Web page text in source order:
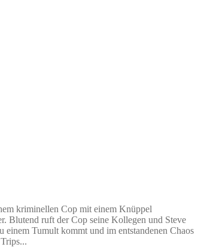
kriminellen Cop mit einem Knüppel
Blutend ruft der Cop seine Kollegen und Steve
Tumult kommt und im entstandenen Chaos